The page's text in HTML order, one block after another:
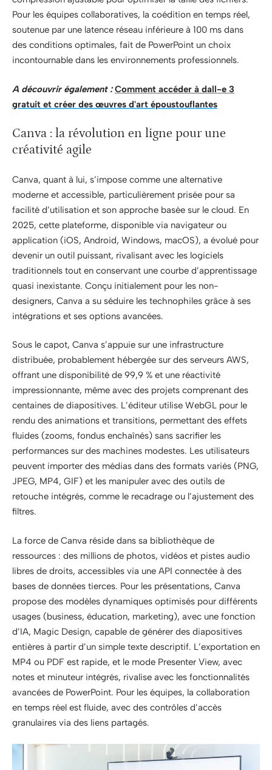
Pour les équipes collaboratives, la coédition en temps réel,
soutenue par une latence réseau inférieure à 100 ms dans
des conditions optimales, fait de PowerPoint un choix
incontournable dans les environnements professionnels.
A découvrir également : Comment accéder à dall-e 3
gratuit et créer des œuvres d'art époustouflantes
Canva : la révolution en ligne pour une
créativité agile
Canva, quant à lui, s’impose comme une alternative
moderne et accessible, particulièrement prisée pour sa
facilité d’utilisation et son approche basée sur le cloud. En
2025, cette plateforme, disponible via navigateur ou
application (iOS, Android, Windows, macOS), a évolué pour
devenir un outil puissant, rivalisant avec les logiciels
traditionnels tout en conservant une courbe d’apprentissage
quasi inexistante. Conçu initialement pour les non-
designers, Canva a su séduire les technophiles grâce à ses
intégrations et ses options avancées.
Sous le capot, Canva s’appuie sur une infrastructure
distribuée, probablement hébergée sur des serveurs AWS,
offrant une disponibilité de 99,9 % et une réactivité
impressionnante, même avec des projets comprenant des
centaines de diapositives. L’éditeur utilise WebGL pour le
rendu des animations et transitions, permettant des effets
fluides (zooms, fondus enchaînés) sans sacrifier les
performances sur des machines modestes. Les utilisateurs
peuvent importer des médias dans des formats variés (PNG,
JPEG, MP4, GIF) et les manipuler avec des outils de
retouche intégrés, comme le recadrage ou l’ajustement des
filtres.
La force de Canva réside dans sa bibliothèque de
ressources : des millions de photos, vidéos et pistes audio
libres de droits, accessibles via une API connectée à des
bases de données tierces. Pour les présentations, Canva
propose des modèles dynamiques optimisés pour différents
usages (business, éducation, marketing), avec une fonction
d’IA, Magic Design, capable de générer des diapositives
entières à partir d’un simple texte descriptif. L’exportation en
MP4 ou PDF est rapide, et le mode Presenter View, avec
notes et minuteur intégrés, rivalise avec les fonctionnalités
avancées de PowerPoint. Pour les équipes, la collaboration
en temps réel est fluide, avec des contrôles d’accès
granulaires via des liens partagés.